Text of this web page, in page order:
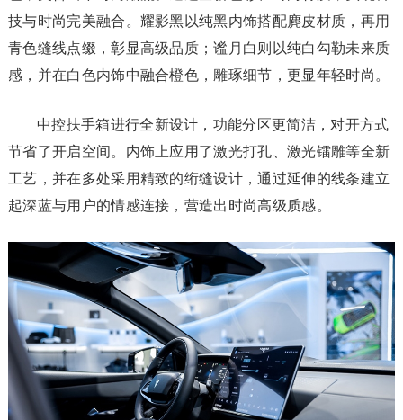
技与时尚完美融合。耀影黑以纯黑内饰搭配麂皮材质，再用
青色缝线点缀，彰显高级品质；谧月白则以纯白勾勒未来质
感，并在白色内饰中融合橙色，雕琢细节，更显年轻时尚。
中控扶手箱进行全新设计，功能分区更简洁，对开方式
节省了开启空间。内饰上应用了激光打孔、激光镭雕等全新
工艺，并在多处采用精致的绗缝设计，通过延伸的线条建立
起深蓝与用户的情感连接，营造出时尚高级质感。